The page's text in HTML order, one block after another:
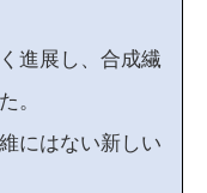
進展し、合成繊
。
にはない新しい